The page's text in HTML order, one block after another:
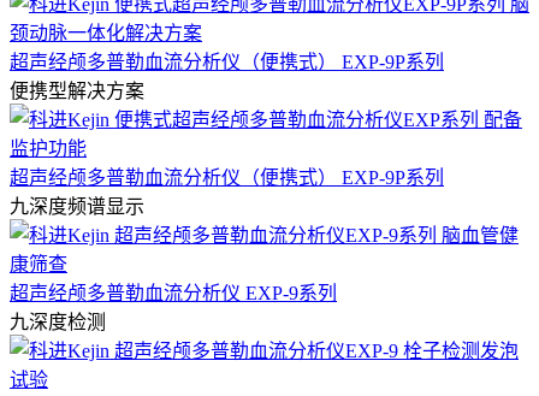
超声经颅多普勒血流分析仪（便携式） EXP-9P系列
便携型解决方案
超声经颅多普勒血流分析仪（便携式） EXP-9P系列
九深度频谱显示
超声经颅多普勒血流分析仪 EXP-9系列
九深度检测